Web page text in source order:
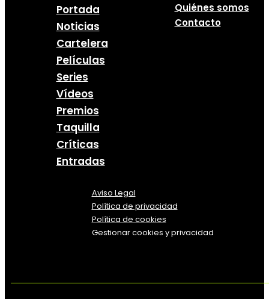
Portada
Noticias
Cartelera
Películas
Series
Vídeos
Premios
Taquilla
Críticas
Entradas
Quiénes somos
Contacto
Aviso Legal
Política de privacidad
Política de cookies
Gestionar cookies y privacidad